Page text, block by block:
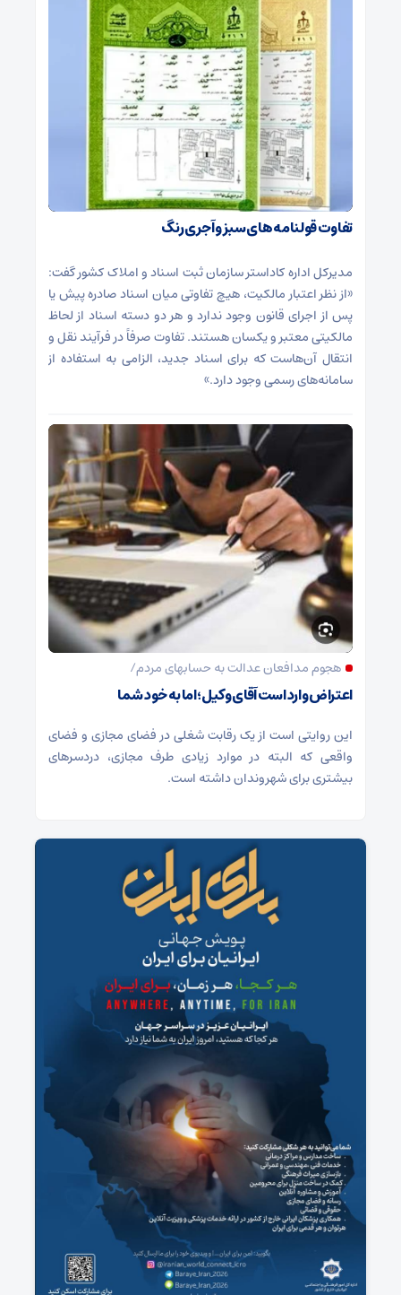
تفاوت قولنامه های سبز و آجری رنگ
مدیرکل اداره کاداستر سازمان ثبت اسناد و املاک کشور گفت:
«از نظر اعتبار مالکیت، هیچ تفاوتی میان اسناد صادره پیش یا
پس از اجرای قانون وجود ندارد و هر دو دسته اسناد از لحاظ
مالکیتی معتبر و یکسان هستند. تفاوت صرفاً در فرآیند نقل و
انتقال آن‌هاست که برای اسناد جدید، الزامی به استفاده از
سامانه‌های رسمی وجود دارد.»
هجوم مدافعان عدالت به حسابهای مردم/
اعتراض وارد است آقای وکیل؛ اما به خود شما
این روایتی است از یک رقابت شغلی در فضای مجازی و فضای
واقعی که البته در موارد زیادی طرف مجازی، دردسرهای
بیشتری برای شهروندان داشته است.